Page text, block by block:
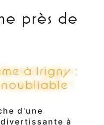
près de
à Irigny :
d'une
à